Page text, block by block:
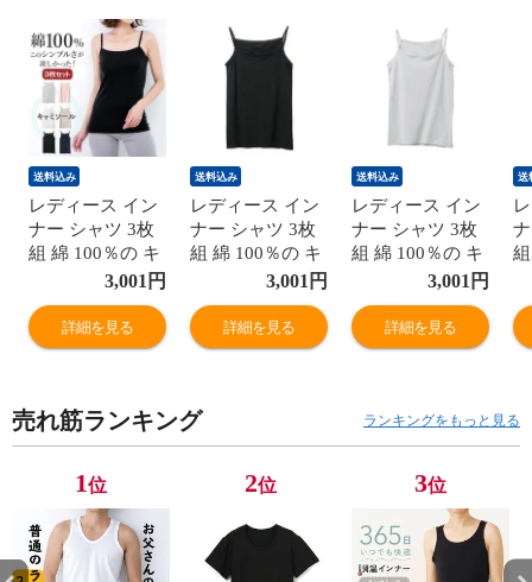
送料込み
レディース イン
ナー シャツ 3枚
組 綿 100％の キ
ャミソール 綿
100％ コットン
100 抗菌 防臭 ス
トラップ 調整 ア
防災 年間 ブラッ
ク/グレー/ホワイ
T5030N-RT 肌着
3,001 円
詳細を見る
送料込み
レディース イン
ナー シャツ 3枚
組 綿 100％の キ
ャミソール 綿
100％ コットン
100 抗菌 防臭 ス
トラップ 調整 ア
防災 年間 ブラッ
ク/グレー/ホワイ
T5030N-RT 肌着
3,001 円
詳細を見る
送料込み
レディース イン
ナー シャツ 3枚
組 綿 100％の キ
ャミソール 綿
100％ コットン
100 抗菌 防臭 ス
トラップ 調整 ア
防災 年間 ブラッ
ク/グレー/ホワイ
T5030N-RT 肌着
3,001 円
詳細を見る
送
売れ筋ランキング ランキングをもっと見る
1位 2位 3位